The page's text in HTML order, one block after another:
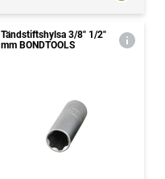
Tändstiftshylsa 3/8" 1/2"
mm BONDTOOLS